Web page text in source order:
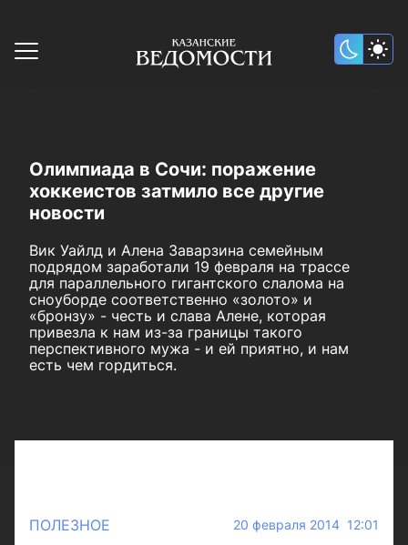
Олимпиада в Сочи: поражение
хоккеистов затмило все другие
новости
Вик Уайлд и Алена Заварзина семейным
подрядом заработали 19 февраля на трассе
для параллельного гигантского слалома на
сноуборде соответственно «золото» и
«бронзу» - честь и слава Алене, которая
привезла к нам из-за границы такого
перспективного мужа - и ей приятно, и нам
есть чем гордиться.
ПОЛЕЗНОЕ 20 февраля 2014 12:01